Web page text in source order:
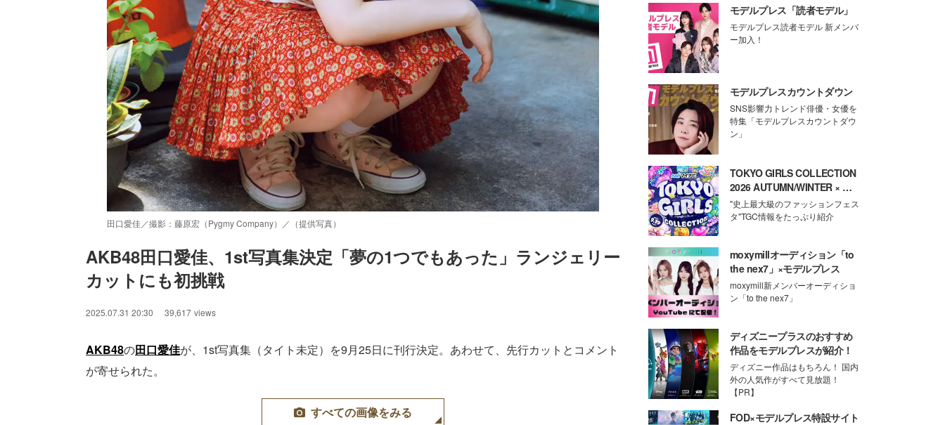
田口愛佳／撮影：藤原宏（Pygmy Company）／（提供写真）
AKB48田口愛佳、1st写真集決定「夢の1つでもあった」ランジェリー
カットにも初挑戦
2025.07.31 20:30 39,617 views
AKB48の田口愛佳が、1st写真集（タイト未定）を9月25日に刊行決定。あわせて、先行カットとコメント
が寄せられた。
すべての画像をみる
モデルプレス「読者モデル」
モデルプレス読者モデル 新メンバ
ー加入！
モデルプレスカウントダウン
SNS影響力トレンド俳優・女優を
特集「モデルプレスカウントダウ
ン」
TOKYO GIRLS COLLECTION
2026 AUTUMN/WINTER × モ
デルプレス
"史上最大級のファッションフェス
タ"TGC情報をたっぷり紹介
moxymillオーディション「to
the nex7」×モデルプレス
moxymill新メンバーオーディショ
ン「to the nex7」
ディズニープラスのおすすめ
作品をモデルプレスが紹介！
ディズニー作品はもちろん！ 国内
外の人気作がすべて見放題！
【PR】
FOD×モデルプレス特設サイト